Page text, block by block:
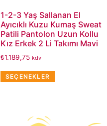
1-2-3 Yaş Sallanan El
Ayıcıklı Kuzu Kumaş Sweat
Patili Pantolon Uzun Kollu
Kız Erkek 2 Li Takımı Mavi
₺1.189,75 kdv
SEÇENEKLER